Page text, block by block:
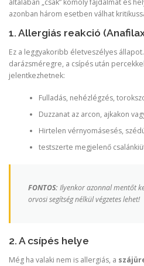
azonban három esetben válhat
1. Allergiás reakció
Ez a leggyakoribb életveszélyes
darázsméregre, a csípés után
jelentkezhetnek:
Fulladás, nehézlégzés,
Duzzanat az arcon, ajkakon
Hirtelen vérnyomásesés,
testszerte megjelenő
FONTOS:Ilyenkor azonnal mentőt
orvosi segítség nélkül végzetes lehet!
2. A csípés helye
Még ha valaki nem is allergiás, a